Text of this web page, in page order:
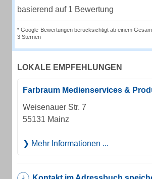
basierend auf 1 Bewertung
* Google-Bewertungen berücksichtigt ab einem
3 Sternen
LOKALE EMPFEHLUNGEN
Farbraum Medienservices &
Weisenauer Str. 7
55131 Mainz
Mehr Informationen ...